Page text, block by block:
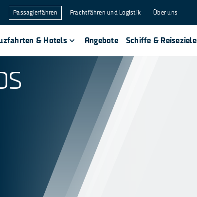
Passagierfähren Frachtfähren und Logistik Über uns
& Hotels Angebote Schiffe & Reiseziele